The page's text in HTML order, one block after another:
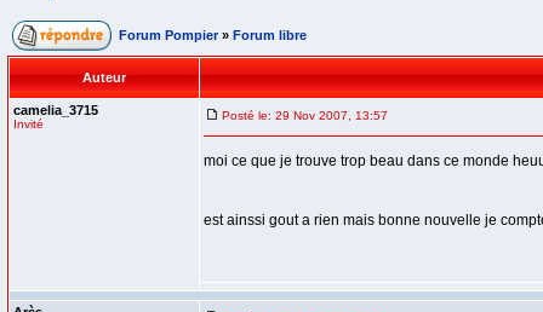
Forum Pompier » Forum libre
Auteur
camelia_3715
Invité
Posté le: 29 Nov 2007, 13:57
moi ce que je trouve trop beau dans ce monde
est ainssi gout a rien mais bonne nouvelle je